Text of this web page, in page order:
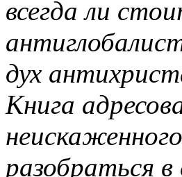
всегда ли
дух
Книга
разобраться